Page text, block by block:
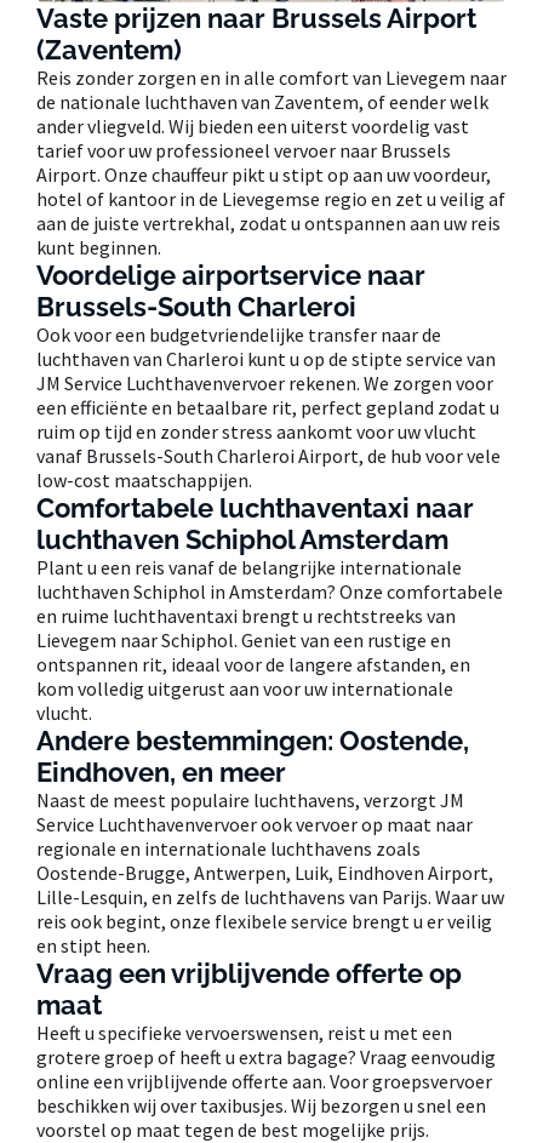
Vaste prijzen naar Brussels Airport
(Zaventem)
Reis zonder zorgen en in alle comfort van Lievegem naar
de nationale luchthaven van Zaventem, of eender welk
ander vliegveld. Wij bieden een uiterst voordelig vast
tarief voor uw professioneel vervoer naar Brussels
Airport. Onze chauffeur pikt u stipt op aan uw voordeur,
hotel of kantoor in de Lievegemse regio en zet u veilig af
aan de juiste vertrekhal, zodat u ontspannen aan uw reis
kunt beginnen.
Voordelige airportservice naar
Brussels-South Charleroi
Ook voor een budgetvriendelijke transfer naar de
luchthaven van Charleroi kunt u op de stipte service van
JM Service Luchthavenvervoer rekenen. We zorgen voor
een efficiënte en betaalbare rit, perfect gepland zodat u
ruim op tijd en zonder stress aankomt voor uw vlucht
vanaf Brussels-South Charleroi Airport, de hub voor vele
low-cost maatschappijen.
Comfortabele luchthaventaxi naar
luchthaven Schiphol Amsterdam
Plant u een reis vanaf de belangrijke internationale
luchthaven Schiphol in Amsterdam? Onze comfortabele
en ruime luchthaventaxi brengt u rechtstreeks van
Lievegem naar Schiphol. Geniet van een rustige en
ontspannen rit, ideaal voor de langere afstanden, en
kom volledig uitgerust aan voor uw internationale
vlucht.
Andere bestemmingen: Oostende,
Eindhoven, en meer
Naast de meest populaire luchthavens, verzorgt JM
Service Luchthavenvervoer ook vervoer op maat naar
regionale en internationale luchthavens zoals
Oostende-Brugge, Antwerpen, Luik, Eindhoven Airport,
Lille-Lesquin, en zelfs de luchthavens van Parijs. Waar uw
reis ook begint, onze flexibele service brengt u er veilig
en stipt heen.
Vraag een vrijblijvende offerte op
maat
Heeft u specifieke vervoerswensen, reist u met een
grotere groep of heeft u extra bagage? Vraag eenvoudig
online een vrijblijvende offerte aan. Voor groepsvervoer
beschikken wij over taxibusjes. Wij bezorgen u snel een
voorstel op maat tegen de best mogelijke prijs.